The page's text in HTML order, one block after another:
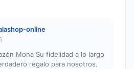
online
Mona Su fidelidad a lo largo
regalo para nosotros.